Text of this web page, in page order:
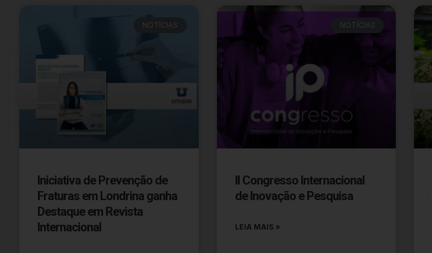
NOTÍCIAS
Iniciativa de Prevenção de
Fraturas em Londrina ganha
Destaque em Revista
Internacional
NOTÍCIAS
II Congresso Internacional
de Inovação e Pesquisa
LEIA MAIS »